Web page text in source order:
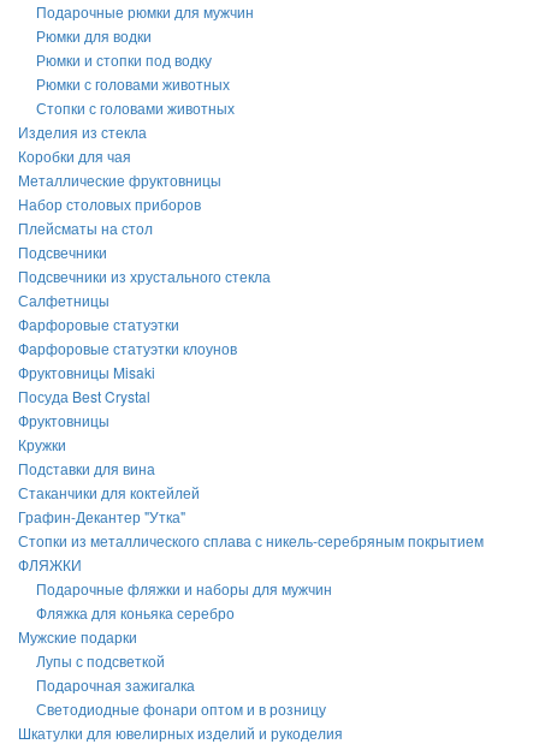
Подарочные рюмки для мужчин
Рюмки для водки
Рюмки и стопки под водку
Рюмки с головами животных
Стопки с головами животных
Изделия из стекла
Коробки для чая
Металлические фруктовницы
Набор столовых приборов
Плейсматы на стол
Подсвечники
Подсвечники из хрустального стекла
Салфетницы
Фарфоровые статуэтки
Фарфоровые статуэтки клоунов
Фруктовницы Misaki
Посуда Best Crystal
Фруктовницы
Кружки
Подставки для вина
Стаканчики для коктейлей
Графин-Декантер "Утка"
Стопки из металлического сплава с никель-серебряным покрытием
ФЛЯЖКИ
Подарочные фляжки и наборы для мужчин
Фляжка для коньяка серебро
Мужские подарки
Лупы с подсветкой
Подарочная зажигалка
Светодиодные фонари оптом и в розницу
Шкатулки для ювелирных изделий и рукоделия